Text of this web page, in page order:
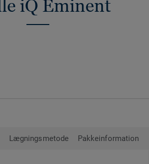
iQ Eminent
Lægningsmetode Pakkeinformation